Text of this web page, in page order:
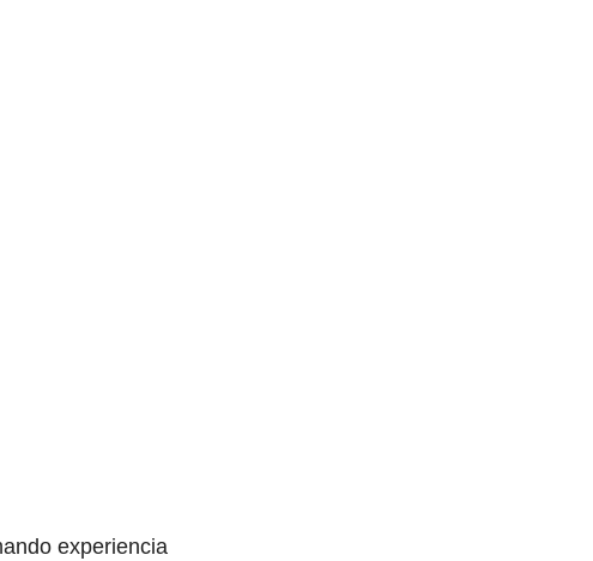
experiencia